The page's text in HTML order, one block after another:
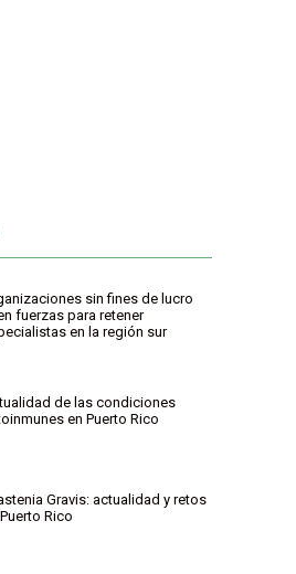
sin fines de lucro
fuerzas para retener
en la región sur
de las condiciones
en Puerto Rico
Gravis: actualidad y retos
Rico